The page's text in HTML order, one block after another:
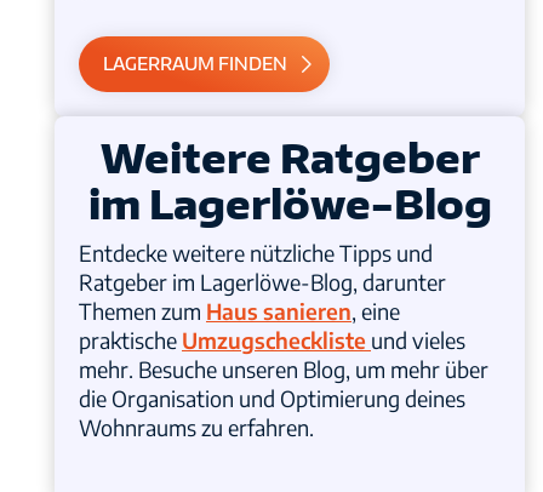
LAGERRAUM FINDEN
Weitere Ratgeber
im Lagerlöwe-Blog
Entdecke weitere nützliche Tipps und
Ratgeber im Lagerlöwe-Blog, darunter
Themen zum Haus sanieren, eine
praktische Umzugscheckliste und vieles
mehr. Besuche unseren Blog, um mehr über
die Organisation und Optimierung deines
Wohnraums zu erfahren.